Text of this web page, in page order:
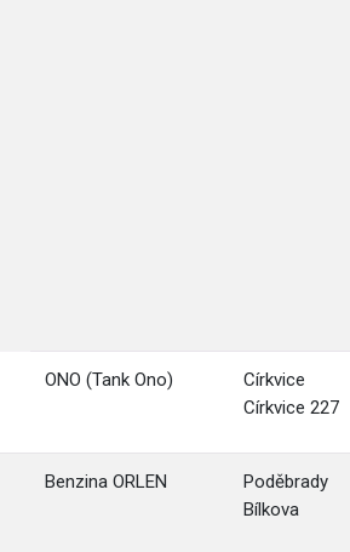
ONO (Tank Ono)
Církvice
Církvice 227
Benzina ORLEN
Poděbrady
Bílkova